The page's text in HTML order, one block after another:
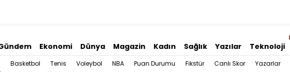
Ekonomi Dünya Magazin Kadın Sağlık Yazılar Teknoloji
Basketbol Tenis Voleybol NBA Puan Durumu Fikstür Canlı Skor Yazarlar